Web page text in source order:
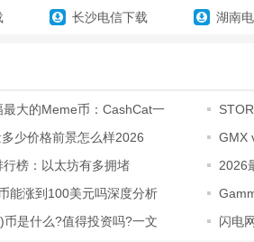
专属的个性外观，各种有趣的沟通互动体会
模式等候玩家的参加，和很多的朋友们一
长沙电信下载 湖南
大的Meme币：CashCat一
少价格前景怎么样2026
GMX
榜：以太坊有多拥堵
2026
能涨到100美元吗深度分析
币是什么?值得投资吗?一文
闪电